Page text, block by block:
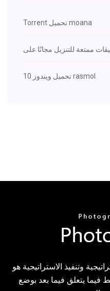
Torrent تحميل moana
تحميل ويندوز 10 rasmol
وتنفيذ الاستراتيجية هو
فيما يتعلق فيما بعد بوضع